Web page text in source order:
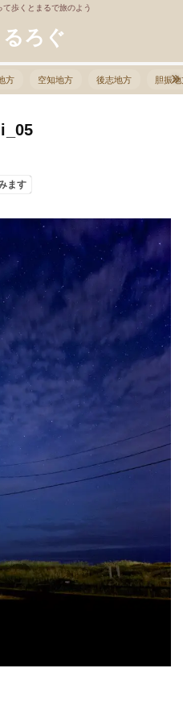
歩くとまるで旅のよう
ろぐ
方 空知地方 後志地方 胆振
ます